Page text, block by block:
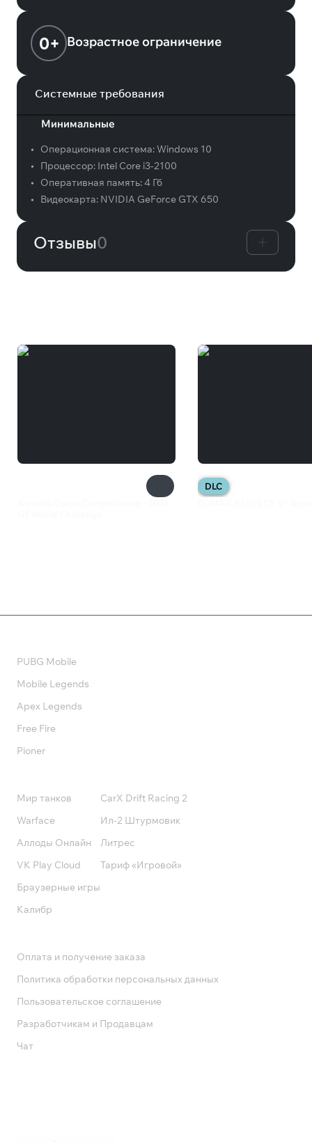
0+ Возрастное ограничение
Системные требования
Минимальные
• Операционная система:Windows 10
•
Процессор: Intel Core i3-2100
•
Оперативная память:4 Гб
•
Видеокарта: NVIDIA GeForce GTX 650
Отзывы0
DLC
PUBG Mobile
Mobile Legends
Apex Legends
Free Fire
Pioner
Мир танков
Warface
Аллоды Онлайн
VK Play Cloud
Браузерные игры
Калибр
CarX Drift Racing 2
Ил-2 Штурмовик
Литрес
Тариф «Игровой»
Оплата и получение заказа
Политика обработки персональных данных
Пользовательское соглашение
Разработчикам и Продавцам
Чат